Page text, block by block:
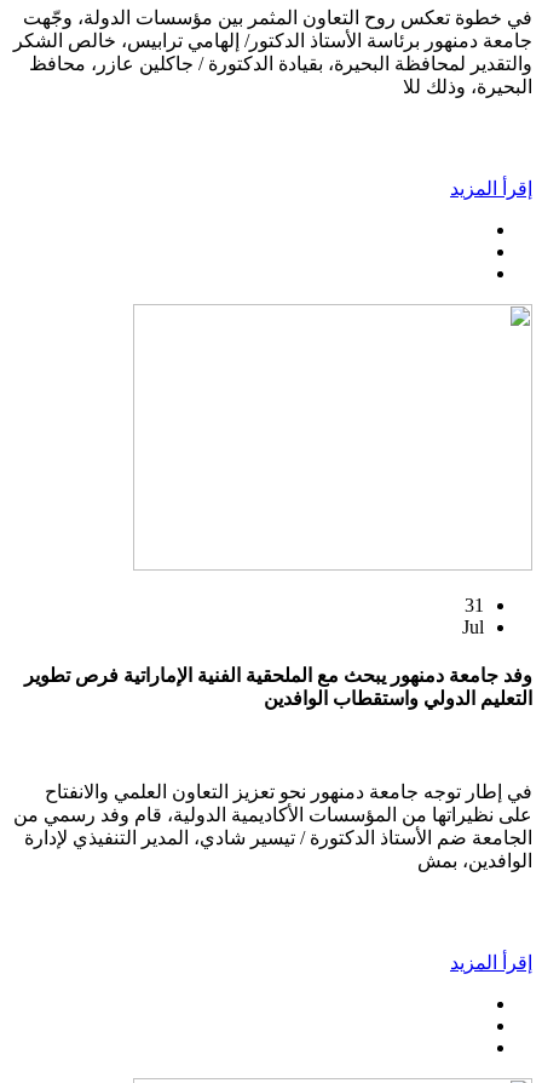
في خطوة تعكس روح التعاون المثمر بين مؤسسات الدولة، وجّهت
جامعة دمنهور برئاسة الأستاذ الدكتور/ إلهامي ترابيس، خالص الشكر
والتقدير لمحافظة البحيرة، بقيادة الدكتورة / جاكلين عازر، محافظ
البحيرة، وذلك للا
إقرأ المزيد
31
Jul
وفد جامعة دمنهور يبحث مع الملحقية الفنية الإماراتية فرص تطوير
التعليم الدولي واستقطاب الوافدين
في إطار توجه جامعة دمنهور نحو تعزيز التعاون العلمي والانفتاح
على نظيراتها من المؤسسات الأكاديمية الدولية، قام وفد رسمي من
الجامعة ضم الأستاذ الدكتورة / تيسير شادي، المدير التنفيذي لإدارة
الوافدين، بمش
إقرأ المزيد